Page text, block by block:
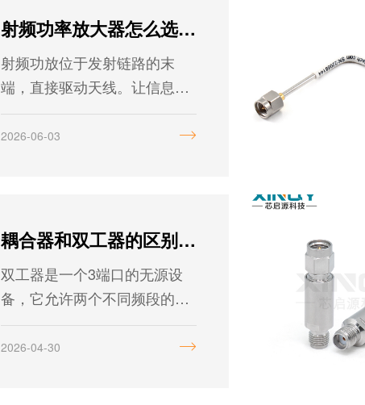
射频功率放大器怎么选型好？
射频功放位于发射链路的末
端，直接驱动天线。让信息能
传得更远、覆盖更广（增
益）。那么如何快速选型射频
2026-06-03
耦合器和双工器的区别是什么？
双工器是一个3端口的无源设
备，它允许两个不同频段的信
号共享一个公共天线或传输
线。它由两个频率选择滤波器
2026-04-30